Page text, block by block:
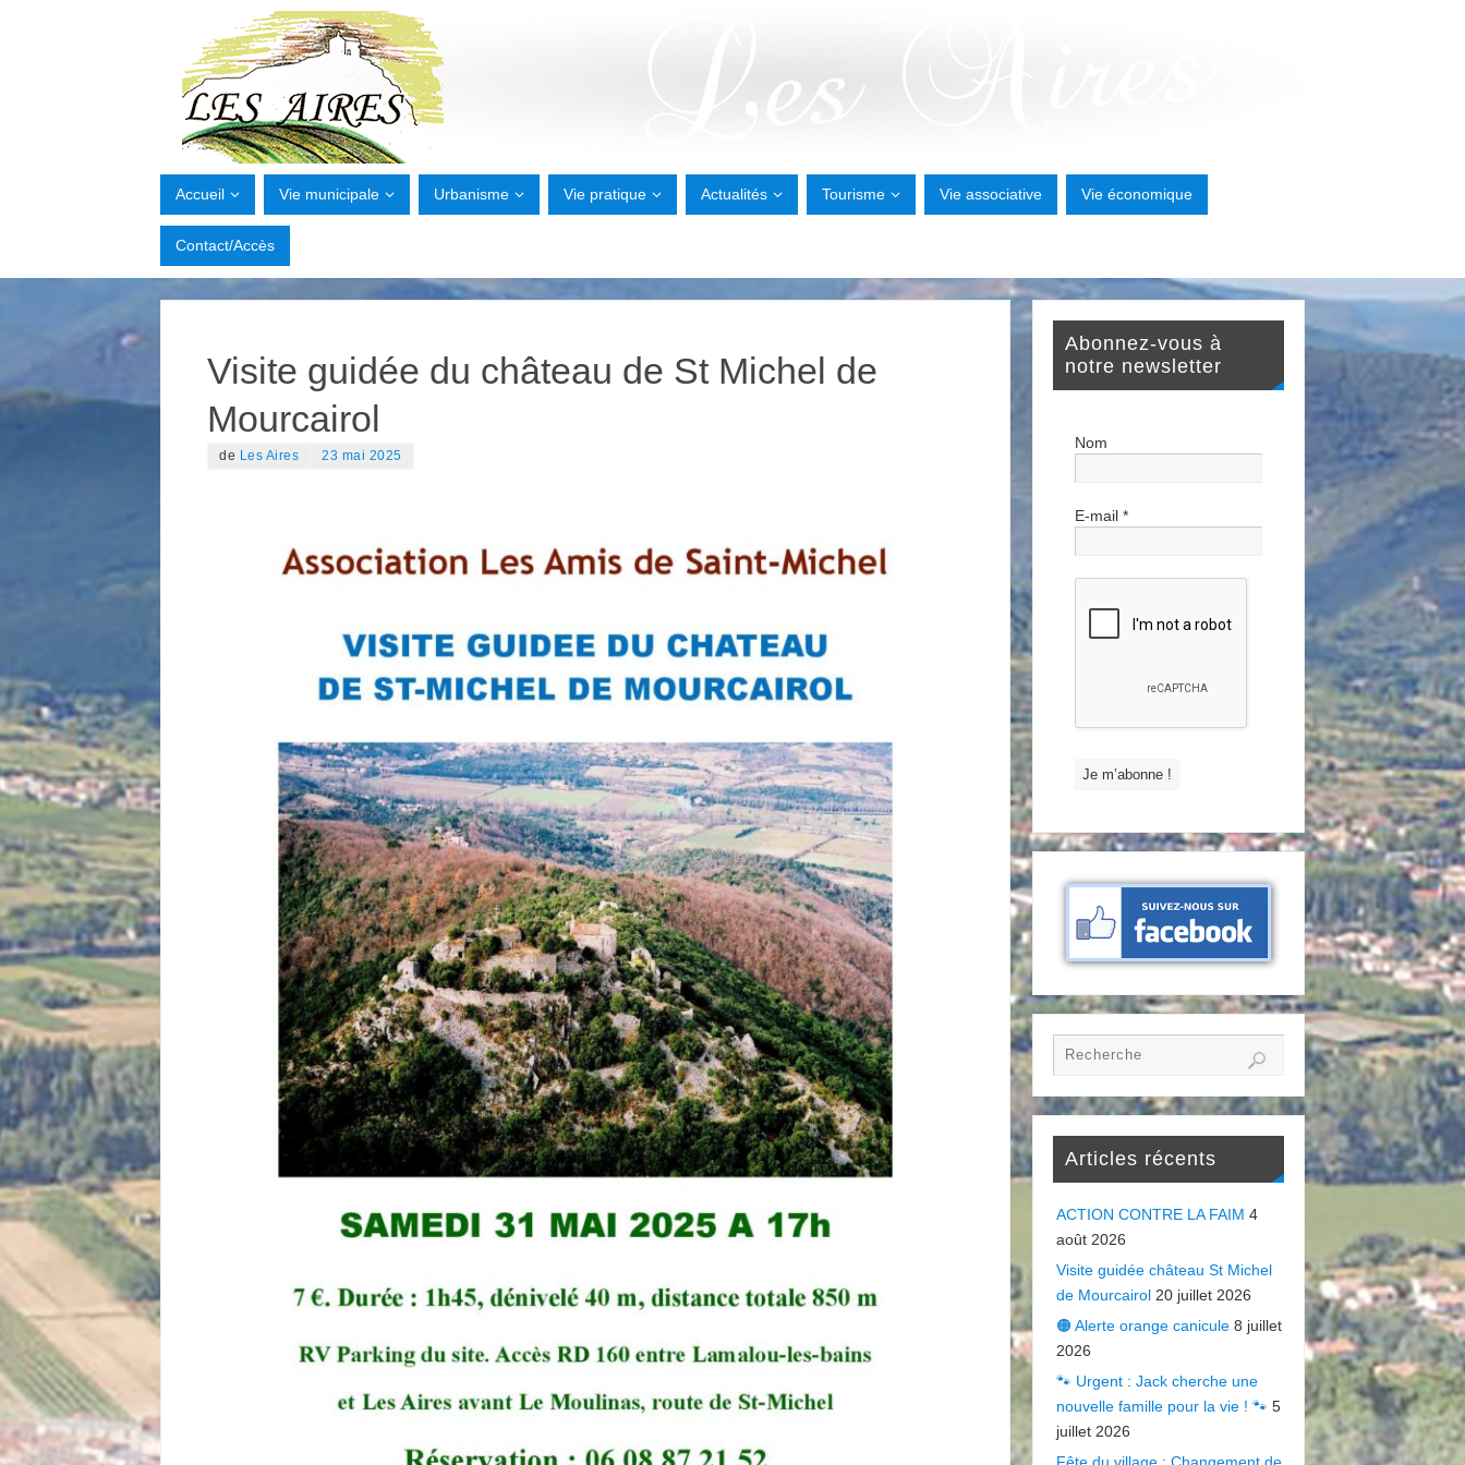
Accueil Vie municipale Urbanisme Vie pratique Actualités Tourisme Vie associative Vie économique
Contact/Accès
Visite guidée du château de St Michel de
Mourcairol
de Les Aires 23 mai 2025
Abonnez-vous à
notre newsletter
Nom
E-mail*
Articles récents
ACTION CONTRE LA FAIM 4
août 2026
Visite guidée château St Michel
de Mourcairol 20 juillet 2026
🟠 Alerte orange canicule 8 juillet
2026
🐾 Urgent : Jack cherche une
nouvelle famille pour la vie ! 🐾 5
juillet 2026
Fête du village : Changement de